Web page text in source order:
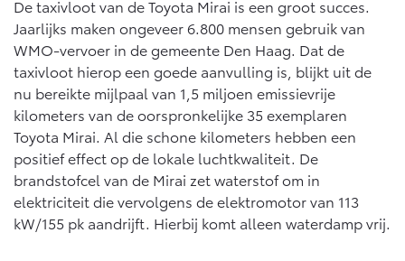
Vanaf € 39.995,- Vanaf € 48.995,-
Mirai
WATERSTOF-ELEKTRISCH
Proace City (excl. BTW)
OOK ALS BATTERIJ-
ELEKTRISCH
De taxivloot van de Toyota Mirai is een groot succes.
Jaarlijks maken ongeveer 6.800 mensen gebruik van
WMO-vervoer in de gemeente Den Haag. Dat de
taxivloot hierop een goede aanvulling is, blijkt uit de
nu bereikte mijlpaal van 1,5 miljoen emissievrije
kilometers van de oorspronkelijke 35 exemplaren
Toyota Mirai. Al die schone kilometers hebben een
positief effect op de lokale luchtkwaliteit. De
brandstofcel van de Mirai zet waterstof om in
elektriciteit die vervolgens de elektromotor van 113
kW/155 pk aandrijft. Hierbij komt alleen waterdamp vrij.